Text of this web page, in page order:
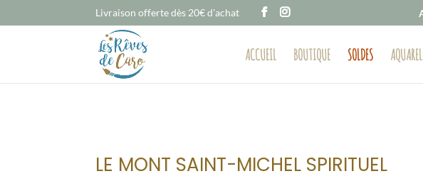
Livraison offerte dès 20€ d'achat
ACCUEIL BOUTIQUE SOLDES
LE MONT SAINT-MICHEL SPIRITUEL